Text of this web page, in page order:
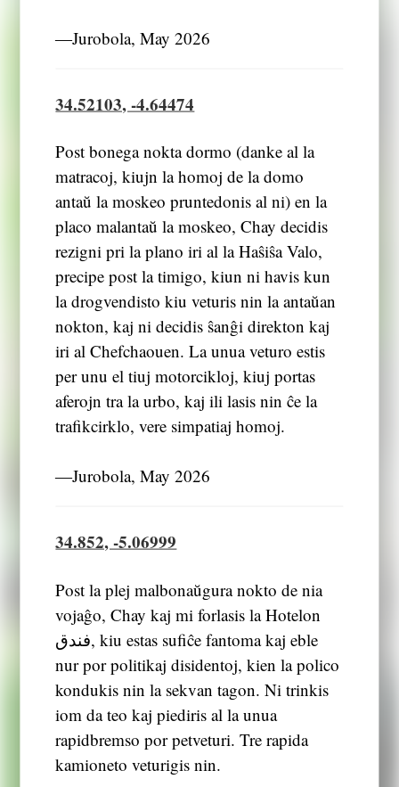
―Jurobola, May 2026
34.52103, -4.64474
Post bonega nokta dormo (danke al la
matracoj, kiujn la homoj de la domo
antaŭ la moskeo pruntedonis al ni) en la
placo malantaŭ la moskeo, Chay decidis
rezigni pri la plano iri al la Haŝiŝa Valo,
precipe post la timigo, kiun ni havis kun
la drogvendisto kiu veturis nin la antaŭan
nokton, kaj ni decidis ŝanĝi direkton kaj
iri al Chefchaouen. La unua veturo estis
per unu el tiuj motorcikloj, kiuj portas
aferojn tra la urbo, kaj ili lasis nin ĉe la
trafikcirklo, vere simpatiaj homoj.
―Jurobola, May 2026
34.852, -5.06999
Post la plej malbonaŭgura nokto de nia
vojaĝo, Chay kaj mi forlasis la Hotelon
فندق, kiu estas sufiĉe fantoma kaj eble
nur por politikaj disidentoj, kien la polico
kondukis nin la sekvan tagon. Ni trinkis
iom da teo kaj piediris al la unua
rapidbremso por petveturi. Tre rapida
kamioneto veturigis nin.